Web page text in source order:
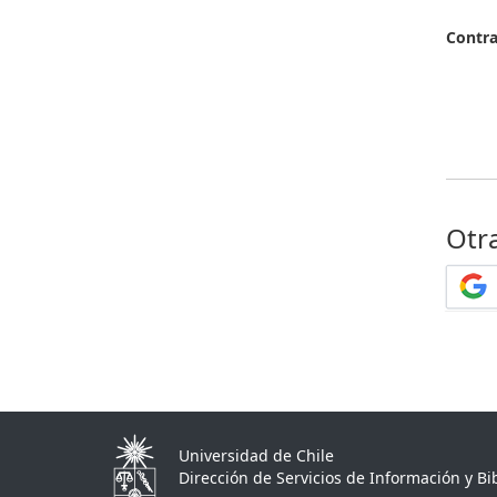
Universidad de Chile
Dirección de Servicios de Información y